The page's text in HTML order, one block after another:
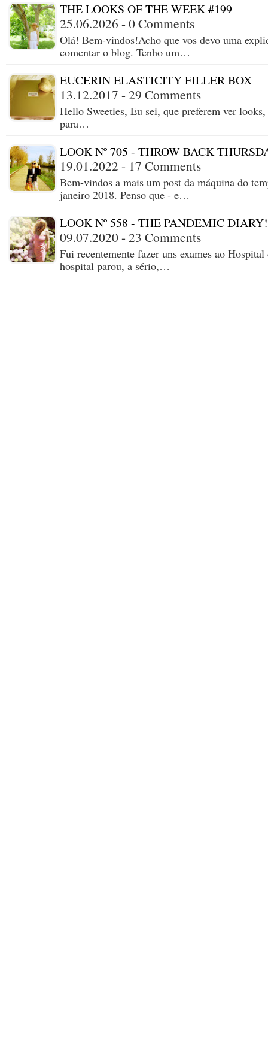
THE LOOKS OF THE WEEK #199
25.06.2026 - 0 Comments
Olá! Bem-vindos!Acho que vos devo uma
comentar o blog. Tenho um…
EUCERIN ELASTICITY FILLER BOX
13.12.2017 - 29 Comments
Hello Sweeties, Eu sei, que preferem ver
para…
LOOK Nº 705 - THROW BACK
19.01.2022 - 17 Comments
Bem-vindos a mais um post da máquina do
janeiro 2018. Penso que - e…
LOOK Nº 558 - THE PANDEMIC DIARY!
09.07.2020 - 23 Comments
Fui recentemente fazer uns exames ao
hospital parou, a sério,…